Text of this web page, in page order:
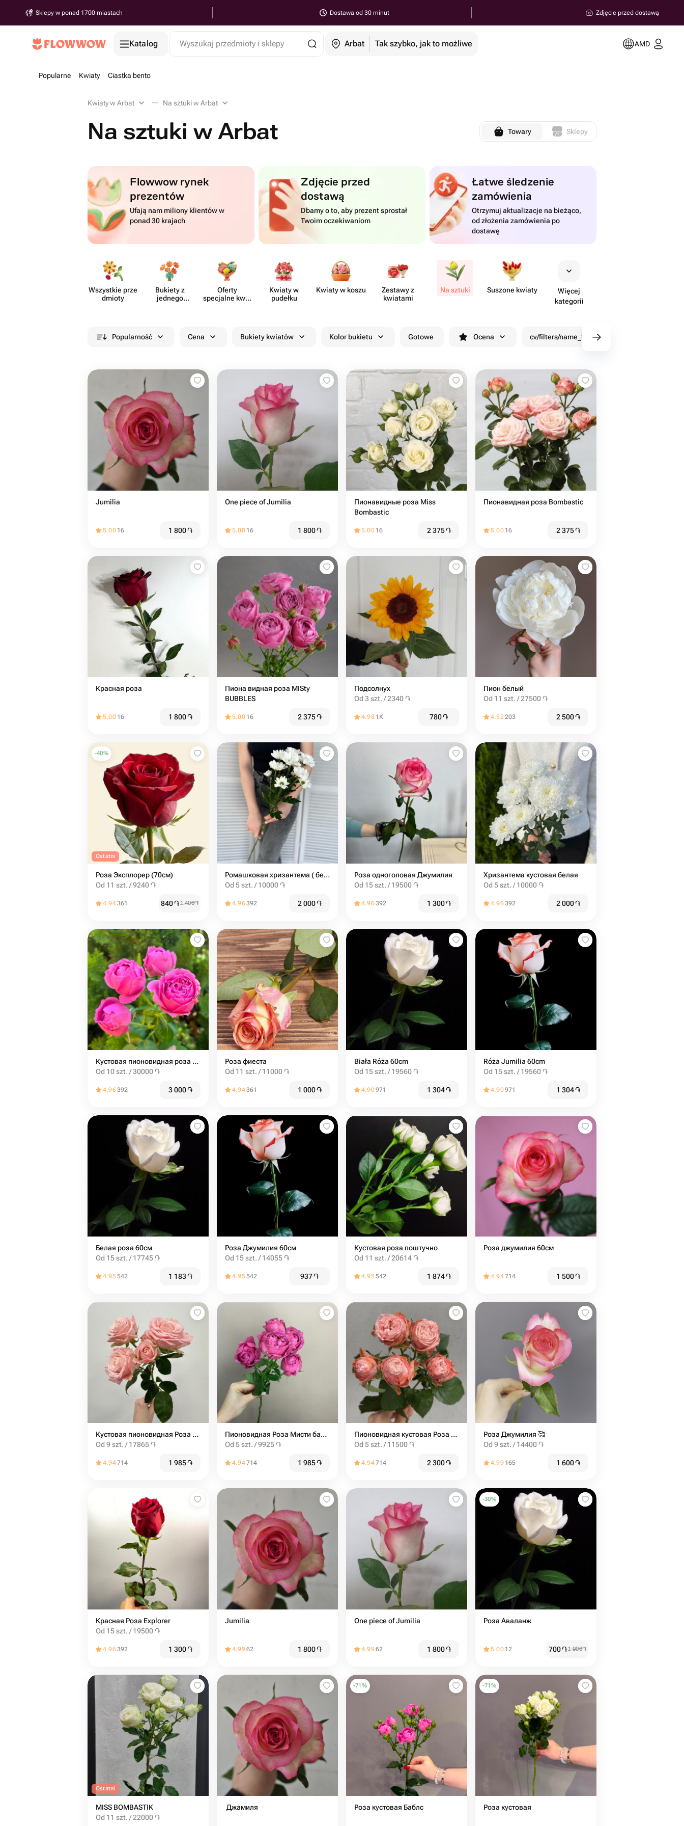
Sklepy w ponad 1700 miastach Dostawa od 30 minut Zdjęcie przed dostawą
Katalog Wyszukaj przedmioty i sklepy Arbat Tak szybko, jak to możliwe AMD
Popularne Kwiaty Ciastka bento
Kwiaty w Arbat Na sztuki w Arbat
Na sztuki w Arbat Towary Sklepy
Flowwow rynek
prezentów
Ufają nam miliony klientów w
ponad 30 krajach
Zdjęcie przed
dostawą
Dbamy o to, aby prezent sprostał
Twoim oczekiwaniom
Łatwe śledzenie
zamówienia
Otrzymuj aktualizacje na bieżąco,
od złożenia zamówienia po
dostawę
Wszystkie prze​
dmioty
Bukiety z
jednego
Oferty
specjalne kwia​
Kwiaty w
pudełku
Kwiaty w koszu
Zestawy z
kwiatami
Na sztuki Suszone kwiaty
Więcej
kategorii
Popularność Cena Bukiety kwiatów Kolor bukietu Gotowe Ocena cv/filters/name_fast_delivery
Jumilia
5.00 16 1 800֏
One piece of Jumilia
5.00 16 1 800֏
Пионавидные роза Miss
Bombastic
5.00 16 2 375֏
Пионавидная роза Bombastic
5.00 16 2 375֏
Красная роза
5.00 16 1 800֏
Пиона видная роза MISty
BUBBLES
5.00 16 2 375֏
Подсолнух
Od 3 szt. / 2340 ֏
4.98 1K 780֏
Пион белый
Od 11 szt. / 27500 ֏
4.52203 2 500֏
-40%
Ostatni
Роза Эксплорер (70см)
Od 11 szt. / 9240 ֏
4.94361 840֏1 400֏
Ромашковая хризантема ( белая )
Od 5 szt. / 10000 ֏
4.96392 2 000֏
Роза одноголовая Джумилия
Od 15 szt. / 19500 ֏
4.96392 1 300֏
Хризантема кустовая белая
Od 5 szt. / 10000 ֏
4.96392 2 000֏
Кустовая пионовидная роза misty bubbles
Od 10 szt. / 30000 ֏
4.96392 3 000֏
Роза фиеста
Od 11 szt. / 11000 ֏
4.94361 1 000֏
Biała Róża 60cm
Od 15 szt. / 19560 ֏
4.90971 1 304֏
Róża Jumilia 60cm
Od 15 szt. / 19560 ֏
4.90971 1 304֏
Белая роза 60см
Od 15 szt. / 17745 ֏
4.95542 1 183֏
Роза Джумилия 60см
Od 15 szt. / 14055 ֏
4.95542 937֏
Кустовая роза поштучно
Od 11 szt. / 20614 ֏
4.95542 1 874֏
Роза джумилия 60см
4.94714 1 500֏
Кустовая пионовидная Роза мадам бомбастик от 9шт
Od 9 szt. / 17865 ֏
4.94714 1 985֏
Пионовидная Роза Мисти баблс от 5шт
Od 5 szt. / 9925 ֏
4.94714 1 985֏
Пионовидная кустовая Роза Madam Bombastic штучно (от 5 шт)
Od 5 szt. / 11500 ֏
4.94714 2 300֏
Роза Джумилия ️🥰
Od 9 szt. / 14400 ֏
4.99 165 1 600֏
Красная Роза Explorer
Od 15 szt. / 19500 ֏
4.96392 1 300֏
Jumilia
4.9962 1 800֏
One piece of Jumilia
4.9962 1 800֏
-30%
Роза Аваланж
5.00 12 700֏1 000֏
Ostatni
MISS BOMBASTIK
Od 11 szt. / 22000 ֏
️ Джамиля
-71 %
Роза кустовая Баблс
-71 %
Роза кустовая